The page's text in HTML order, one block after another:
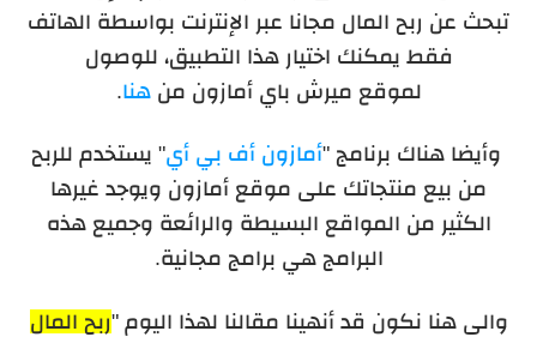
تبحث عن ربح المال مجانا عبر الإنترنت بواسطة الهاتف
فقط يمكنك اختيار هذا التطبيق، للوصول
لموقع ميرش باي أمازون منهنا.
وأيضا هناك برنامج "أمازون أف بي أي" يستخدم للربح
من بيع منتجاتك على موقع أمازون ويوجد غيرها
الكثير من المواقع البسيطة والرائعة وجميع هذه
البرامج هي برامج مجانية.
والى هنا نكون قد أنهينا مقالنا لهذا اليوم "ربح المال